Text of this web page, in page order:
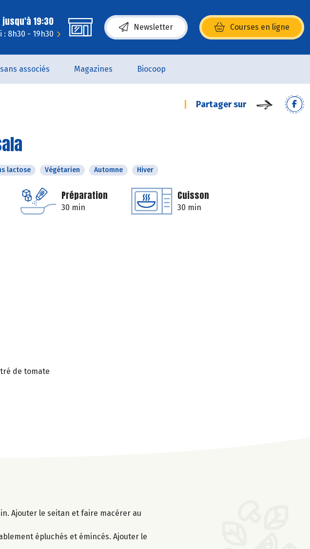
jusqu'à 19:30
: 8h30 - 19h30
Newsletter Courses en ligne
(s’ouvre dans une nouvelle fenêtre)
associés Magazines Biocoop
Partager sur
lactose Végétarien Automne Hiver
Préparation
30 min
Cuisson
30 min
de tomate
Ajouter le seitan et faire macérer au
épluchés et émincés. Ajouter le